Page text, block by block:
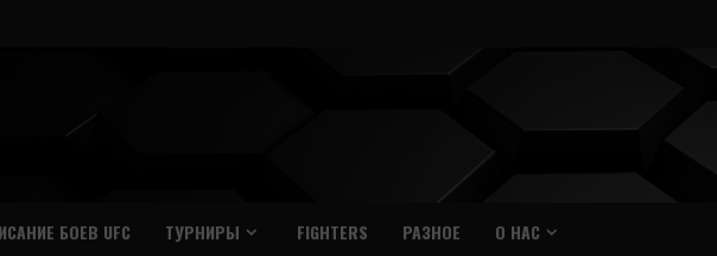
БОЕВ UFC ТУРНИРЫ FIGHTERS РАЗНОЕ О НАС